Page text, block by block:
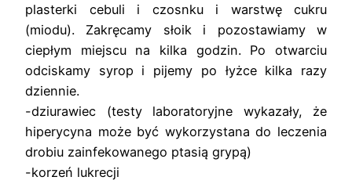
plasterki cebuli i czosnku i warstwę cukru
(miodu). Zakręcamy słoik i pozostawiamy w
ciepłym miejscu na kilka godzin. Po otwarciu
odciskamy syrop i pijemy po łyżce kilka razy
dziennie.
-dziurawiec (testy laboratoryjne wykazały, że
hiperycyna może być wykorzystana do leczenia
drobiu zainfekowanego ptasią grypą)
-korzeń lukrecji